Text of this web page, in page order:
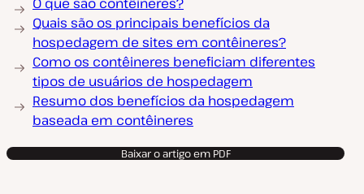
Quais são os principais benefícios da
hospedagem de sites em contêineres?
Como os contêineres beneficiam diferentes
tipos de usuários de hospedagem
Resumo dos benefícios da hospedagem
baseada em contêineres
Baixar o artigo em PDF